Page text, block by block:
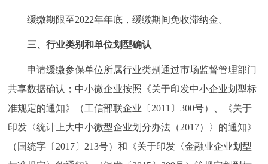
ITALIANO
回到顶部
缓缴期限至2022年年底，缓缴期间免收滞纳金。
三、行业类别和单位划型确认
申请缓缴参保单位所属行业类别通过市场监督管理部门
共享数据确认；中小微企业按照《关于印发中小企业划型标
准规定的通知》（工信部联企业〔2011〕300号）、《关于
印发〈统计上大中小微型企业划分办法（2017）〉的通知》
（国统字〔2017〕213号）和《关于印发〈金融业企业划型